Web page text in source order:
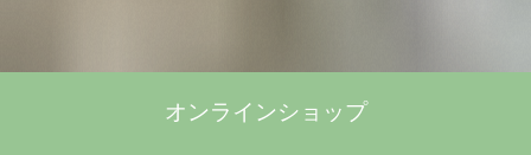
オンラインショップ